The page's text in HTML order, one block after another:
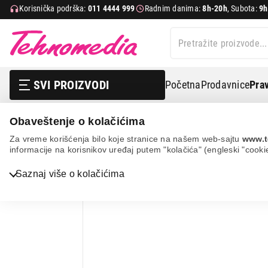
Obaveštenje o kolačićima
Za vreme korišćenja bilo koje stranice na našem web-sajtu
informacije na korisnikov uređaj putem "kolačića" (engleski
Saznaj više o kolačićima
Korisnička podrška: 011 4444 999 Radnim danima:8h-20h, Subota:
SVI PROIZVODI PočetnaProdavnice
Bela tehnika
Sve za kuću i baštu Posuđe